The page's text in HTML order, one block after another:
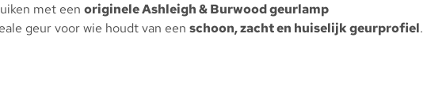
met een originele Ashleigh & Burwood geurlamp
geur voor wie houdt van een schoon, zacht en huiselijk geurprofiel.